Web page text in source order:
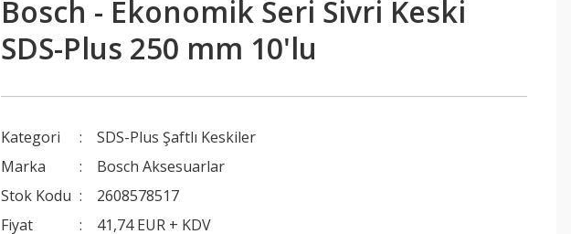
Bosch - Ekonomik Seri Sivri Keski
SDS-Plus 250 mm 10'lu
Kategori
SDS-Plus Şaftlı Keskiler
Marka
Bosch Aksesuarlar
Stok Kodu
2608578517
Fiyat
41,74 EUR + KDV